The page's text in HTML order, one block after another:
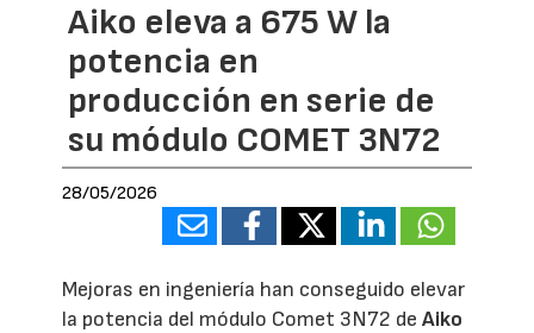
Aiko eleva a 675 W la
potencia en
producción en serie de
su módulo COMET 3N72
28/05/2026
Mejoras en ingeniería han conseguido elevar
la potencia del módulo Comet 3N72 deAiko